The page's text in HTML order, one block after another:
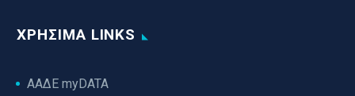
ΧΡΉΣΙΜΑ LINKS
ΑΑΔΕ myDATA